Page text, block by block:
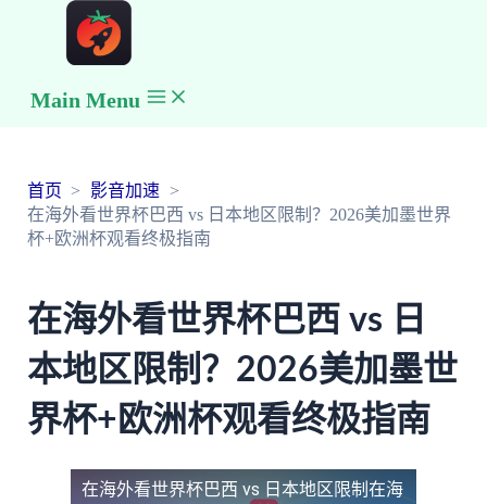
Main Menu
首页
影音加速
在海外看世界杯巴西 vs 日本地区限制？2026美加墨世界
杯+欧洲杯观看终极指南
在海外看世界杯巴西 vs 日
本地区限制？2026美加墨世
界杯+欧洲杯观看终极指南
在海外看世界杯巴西 vs 日本地区限制 在海